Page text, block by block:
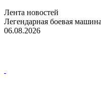
Лента новостей
Легендарная боевая
06.08.2026